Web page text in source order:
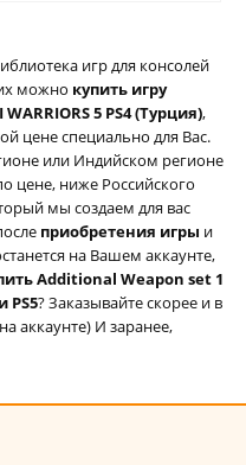
игр для консолей
можно купить игру
5 PS4 (Турция),
цене специально для Вас.
или Индийском регионе
цене, ниже Российского
мы создаем для вас
приобретения игры и
на Вашем аккаунте,
Additional Weapon set 1
PS5? Заказывайте скорее и в
аккаунте) И заранее,